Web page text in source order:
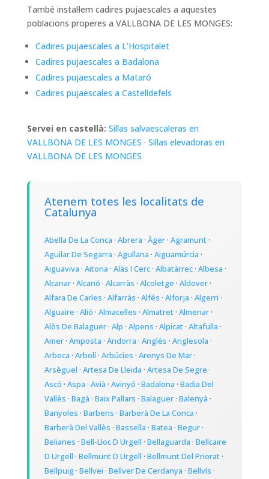
També instal·lem cadires pujaescales a aquestes
poblacions properes a VALLBONA DE LES MONGES:
Cadires pujaescales a L’Hospitalet
Cadires pujaescales a Badalona
Cadires pujaescales a Mataró
Cadires pujaescales a Castelldefels
Servei en castellà: Sillas salvaescaleras en
VALLBONA DE LES MONGES · Sillas elevadoras en
VALLBONA DE LES MONGES
Atenem totes les localitats de
Catalunya
Abella De La Conca · Abrera · Àger· Agramunt·
Aguilar De Segarra · Agullana · Aiguamúrcia ·
Aiguaviva · Aitona · Alàs I Cerc· Albatàrrec· Albesa ·
Alcanar· Alcanó · Alcarràs · Alcoletge · Aldover·
Alfara De Carles · Alfarràs · Alfés · Alforja · Algerri ·
Alguaire · Alió · Almacelles · Almatret· Almenar·
Alòs De Balaguer· Alp · Alpens · Alpicat· Altafulla ·
Amer· Amposta · Andorra · Anglès · Anglesola ·
Arbeca · Arbolí· Arbúcies · Arenys De Mar·
Arsèguel · Artesa De Lleida · Artesa De Segre ·
Ascó · Aspa · Avià · Avinyó · Badalona · Badia Del
Vallès · Bagà · Baix Pallars · Balaguer· Balenyà ·
Banyoles · Barbens · Barberà De La Conca ·
Barberà Del Vallès · Bassella · Batea · Begur·
Belianes · Bell-Lloc D Urgell · Bellaguarda · Bellcaire
D Urgell · Bellmunt D Urgell · Bellmunt Del Priorat·
Bellpuig· Bellvei · Bellver De Cerdanya · Bellvís ·